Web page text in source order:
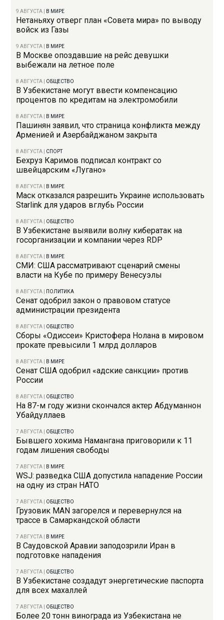
9 АВГУСТА В МИРЕ
Нетаньяху отверг план «Совета мира» по выводу
войск из Газы
9 АВГУСТА В МИРЕ
В Москве опоздавшие на рейс девушки
выбежали на летное поле
8 АВГУСТА ОБЩЕСТВО
В Узбекистане могут ввести компенсацию
процентов по кредитам на электромобили
8 АВГУСТА В МИРЕ
Пашинян заявил, что страница конфликта между
Арменией и Азербайджаном закрыта
8 АВГУСТА СПОРТ
Бехруз Каримов подписал контракт со
швейцарским «Лугано»
8 АВГУСТА В МИРЕ
Маск отказался разрешить Украине использовать
Starlink для ударов вглубь России
8 АВГУСТА ОБЩЕСТВО
В Узбекистане выявили волну кибератак на
госорганизации и компании через RDP
8 АВГУСТА В МИРЕ
СМИ: США рассматривают сценарий смены
власти на Кубе по примеру Венесуэлы
8 АВГУСТА ПОЛИТИКА
Сенат одобрил закон о правовом статусе
администрации президента
8 АВГУСТА ОБЩЕСТВО
Сборы «Одиссеи» Кристофера Нолана в мировом
прокате превысили 1 млрд долларов
8 АВГУСТА В МИРЕ
Сенат США одобрил «адские санкции» против
России
8 АВГУСТА ОБЩЕСТВО
На 87-м году жизни скончался актер Абдуманнон
Убайдуллаев
7 АВГУСТА ОБЩЕСТВО
Бывшего хокима Намангана приговорили к 11
годам лишения свободы
7 АВГУСТА В МИРЕ
WSJ: разведка США допустила нападение России
на одну из стран НАТО
7 АВГУСТА ОБЩЕСТВО
Грузовик MAN загорелся и перевернулся на
трассе в Самаркандской области
7 АВГУСТА В МИРЕ
В Саудовской Аравии заподозрили Иран в
подготовке нападения
7 АВГУСТА ОБЩЕСТВО
В Узбекистане создадут энергетические паспорта
для всех махаллей
7 АВГУСТА ОБЩЕСТВО
Более 20 тонн винограда из Узбекистана не